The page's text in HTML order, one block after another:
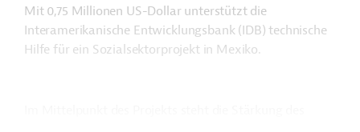
Mit 0,75 Millionen US-Dollar unterstützt die
Interamerikanische Entwicklungsbank (IDB) technische
Hilfe für ein Sozialsektorprojekt in Mexiko.